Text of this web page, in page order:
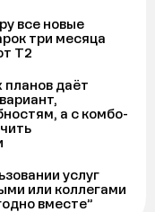
все новые
три месяца
Т2
даёт
а с комбо-
услуг
или коллегами
вместе”